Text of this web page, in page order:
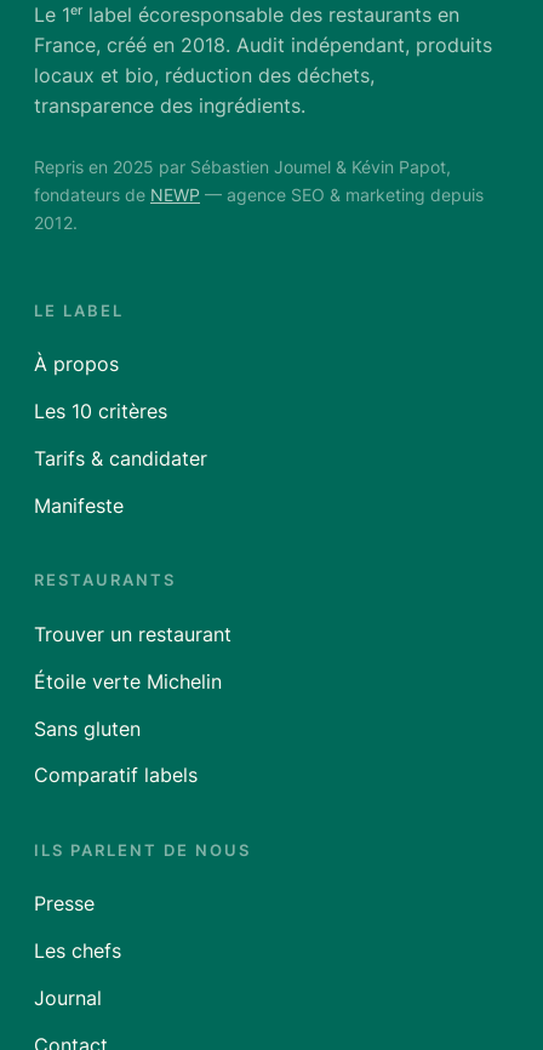
Le 1ᵉʳ label écoresponsable des restaurants en
France, créé en 2018. Audit indépendant, produits
locaux et bio, réduction des déchets,
transparence des ingrédients.
Repris en 2025 par Sébastien Joumel & Kévin Papot,
fondateurs de NEWP — agence SEO & marketing depuis
2012.
LE LABEL
À propos
Les 10 critères
Tarifs & candidater
Manifeste
RESTAURANTS
Trouver un restaurant
Étoile verte Michelin
Sans gluten
Comparatif labels
ILS PARLENT DE NOUS
Presse
Les chefs
Journal